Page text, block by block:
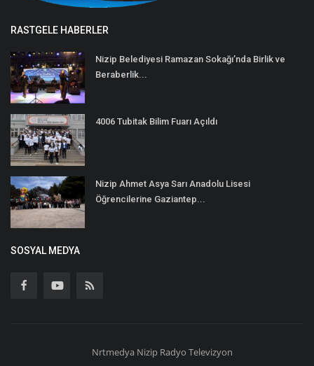
RASTGELE HABERLER
Nizip Belediyesi Ramazan Sokağı’nda Birlik ve
Beraberlik...
4006 Tubitak Bilim Fuarı Açıldı
Nizip Ahmet Asya Sarı Anadolu Lisesi
Öğrencilerine Gaziantep...
SOSYAL MEDYA
Nrtmedya Nizip Radyo Televizyon